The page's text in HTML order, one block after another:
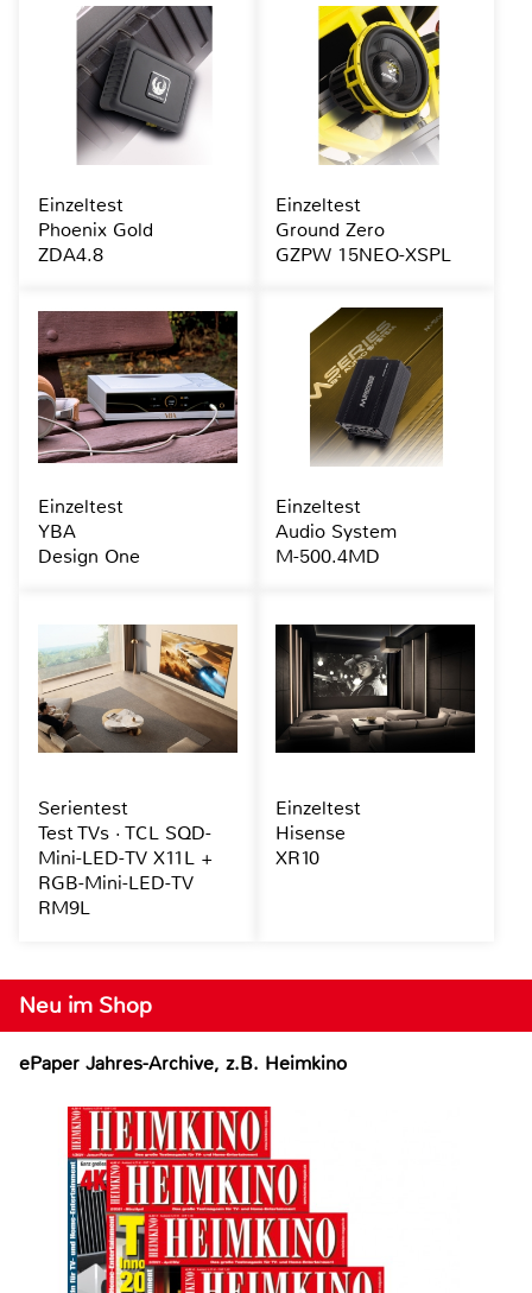
Neu im Shop
ePaper Jahres-Archive, z.B. Heimkino
Einzeltest
Phoenix Gold
ZDA4.8
Einzeltest
Ground Zero
GZPW 15NEO-XSPL
Einzeltest
YBA
Design One
Einzeltest
Audio System
M-500.4MD
Serientest
Test TVs · TCL SQD-
Mini-LED-TV X11L +
RGB-Mini-LED-TV
RM9L
Einzeltest
Hisense
XR10